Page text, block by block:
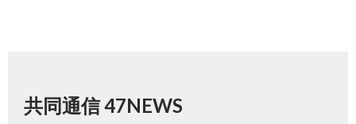
共同通信 47NEWS